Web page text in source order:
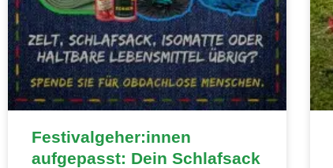
Festivalgeher:innen
aufgepasst: Dein Schlafsack